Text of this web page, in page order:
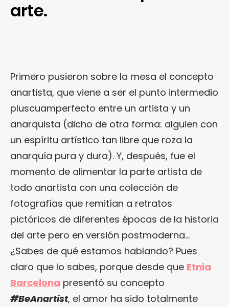
arte.
Primero pusieron sobre la mesa el concepto
anartista, que viene a ser el punto intermedio
pluscuamperfecto entre un artista y un
anarquista (dicho de otra forma: alguien con
un espíritu artístico tan libre que roza la
anarquía pura y dura). Y, después, fue el
momento de alimentar la parte artista de
todo anartista con una colección de
fotografías que remitían a retratos
pictóricos de diferentes épocas de la historia
del arte pero en versión postmoderna…
¿Sabes de qué estamos hablando? Pues
claro que lo sabes, porque desde que Etnia
Barcelona presentó su concepto
#BeAnartist, el amor ha sido totalmente